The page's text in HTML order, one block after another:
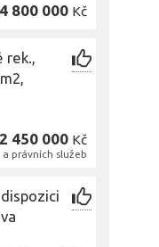
4 800 000 Kč
rek.,
2 450 000 Kč
právních služeb